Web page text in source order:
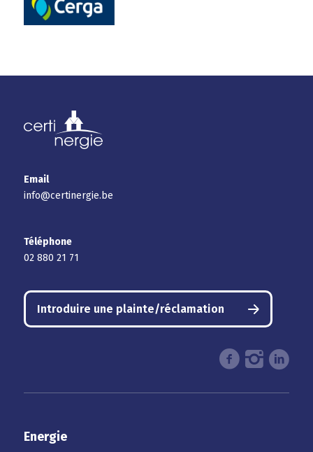
Email
info@certinergie.be
Téléphone
02 880 21 71
Introduire une plainte/réclamation
Energie